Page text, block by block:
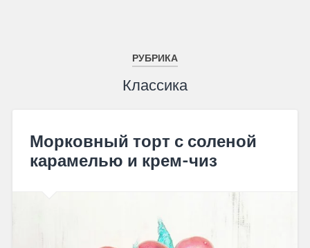
РУБРИКА
Классика
Морковный торт с соленой
карамелью и крем-чиз